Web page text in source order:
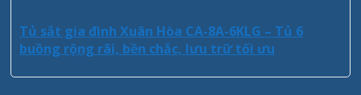
Tủ sắt gia đình Xuân Hòa CA-8A-6KLG – Tủ 6
buồng rộng rãi, bền chắc, lưu trữ tối ưu